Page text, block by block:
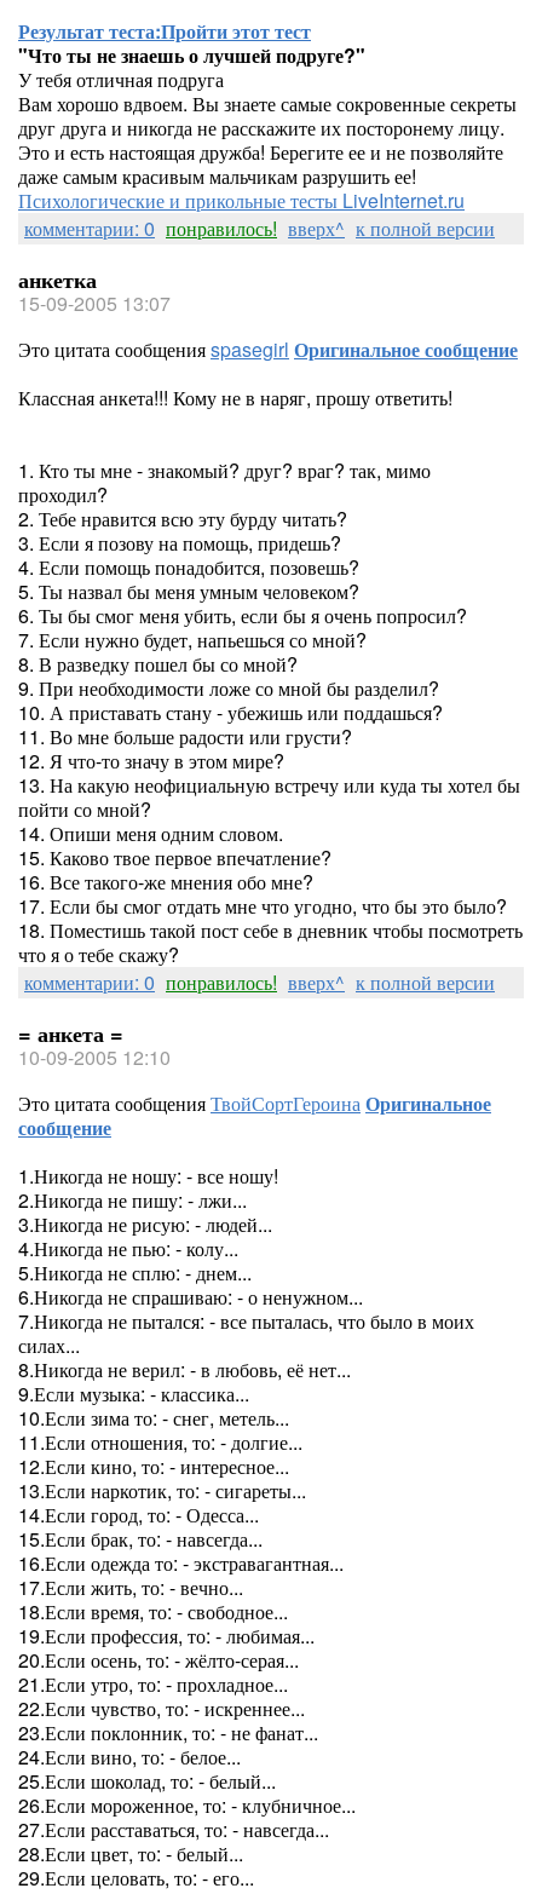
Результат теста:Пройти этот тест
"Что ты не знаешь о лучшей подруге?"
У тебя отличная подруга
Вам хорошо вдвоем. Вы знаете самые сокровенные секреты
друг друга и никогда не расскажите их посторонему лицу.
Это и есть настоящая дружба! Берегите ее и не позволяйте
даже самым красивым мальчикам разрушить ее!
Психологические и прикольные тесты LiveInternet.ru
комментарии: 0 понравилось! вверх^ к полной версии
анкетка
15-09-2005 13:07
Это цитата сообщенияspasegirl Оригинальное сообщение
Классная анкета!!! Кому не в наряг, прошу ответить!
1. Кто ты мне - знакомый? друг? враг? так, мимо
проходил?
2. Тебе нравится всю эту бурду читать?
3. Если я позову на помощь, придешь?
4. Если помощь понадобится, позовешь?
5. Ты назвал бы меня умным человеком?
6. Ты бы смог меня убить, если бы я очень попросил?
7. Если нужно будет, напьешься со мной?
8. В разведку пошел бы со мной?
9. При необходимости ложе со мной бы разделил?
10. А приставать стану - убежишь или поддашься?
11. Во мне больше радости или грусти?
12. Я что-то значу в этом мире?
13. На какую неофициальную встречу или куда ты хотел бы
пойти со мной?
14. Опиши меня одним словом.
15. Каково твое первое впечатление?
16. Все такого-же мнения обо мне?
17. Если бы смог отдать мне что угодно, что бы это было?
18. Поместишь такой пост себе в дневник чтобы посмотреть
что я о тебе скажу?
комментарии: 0 понравилось! вверх^ к полной версии
= анкета =
10-09-2005 12:10
Это цитата сообщенияТвойСортГероинаОригинальное
сообщение
1.Никогда не ношу: - все ношу!
2.Никогда не пишу: - лжи...
3.Никогда не рисую: - людей...
4.Никогда не пью: - колу...
5.Никогда не сплю: - днем...
6.Никогда не спрашиваю: - о ненужном...
7.Никогда не пытался: - все пыталась, что было в моих
силах...
8.Никогда не верил: - в любовь, её нет...
9.Если музыка: - классика...
10.Если зима то: - снег, метель...
11.Если отношения, то: - долгие...
12.Если кино, то: - интересное...
13.Если наркотик, то: - сигареты...
14.Если город, то: - Одесса...
15.Если брак, то: - навсегда...
16.Если одежда то: - экстравагантная...
17.Если жить, то: - вечно...
18.Если время, то: - свободное...
19.Если профессия, то: - любимая...
20.Если осень, то: - жёлто-серая...
21.Если утро, то: - прохладное...
22.Если чувство, то: - искреннее...
23.Если поклонник, то: - не фанат...
24.Если вино, то: - белое...
25.Если шоколад, то: - белый...
26.Если мороженное, то: - клубничное...
27.Если расставаться, то: - навсегда...
28.Если цвет, то: - белый...
29.Если целовать, то: - его...